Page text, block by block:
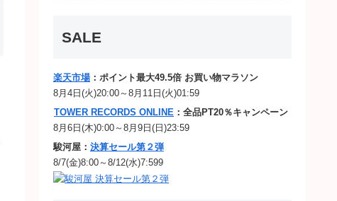
SALE
楽天市場 ：ポイント最大49.5倍 お買い物マラソン
8月4日(火)20:00～8月11日(火)01:59
TOWER RECORDS ONLINE ：全品PT20％キャンペーン
8月6日(木)0:00～8月9日(日)23:59
駿河屋： 決算セール第２弾
8/7(金)8:00～8/12(水)7:599